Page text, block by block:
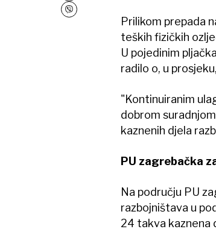
Prilikom prepada
teških fizičkih
U pojedinim
radilo o, u
"Kontinuiranim
dobrom
kaznenih djela
PU zagrebačka
Na području PU
razbojništava u
24 takva kaznena